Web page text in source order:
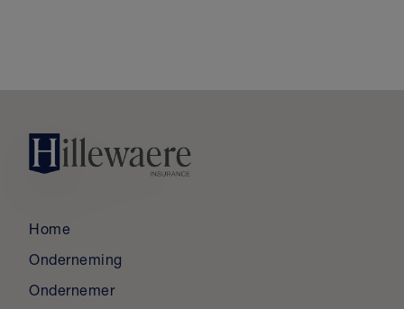
Home
Onderneming
Ondernemer